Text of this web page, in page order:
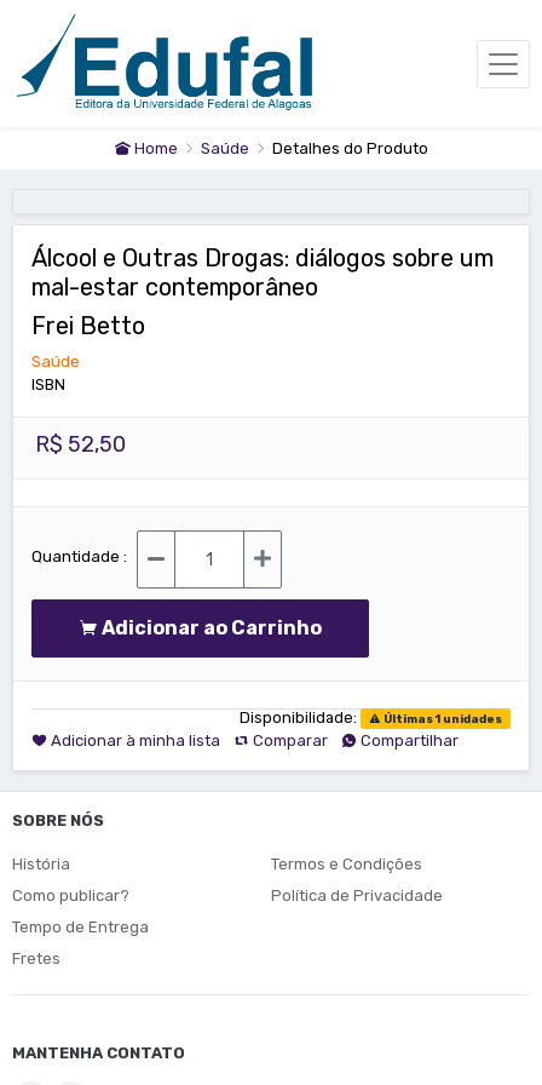
Home Saúde Detalhes do Produto
Álcool e Outras Drogas: diálogos sobre um
mal-estar contemporâneo
Frei Betto
Saúde
ISBN
R$ 52,50
Quantidade :
Adicionar ao Carrinho
Disponibilidade: Últimas 1 unidades
Adicionar à minha lista Comparar Compartilhar
SOBRE NÓS
História
Como publicar?
Tempo de Entrega
Fretes
Termos e Condições
Política de Privacidade
MANTENHA CONTATO